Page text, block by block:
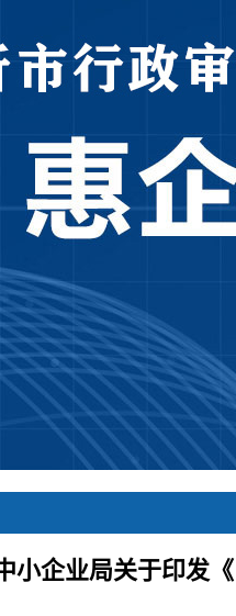
小企业局关于印发